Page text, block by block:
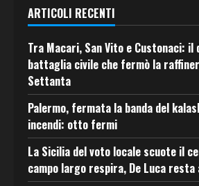
ARTICOLI RECENTI
Tra Macari, San Vito e Custonaci: il
battaglia civile che fermò la
Settanta
Palermo, fermata la banda del
incendi: otto fermi
La Sicilia del voto locale scuote il
campo largo respira, De Luca resta